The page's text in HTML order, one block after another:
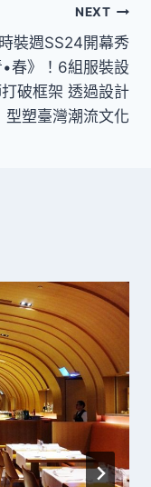
NEXT
裝週SS24開幕秀
•春》！6組服裝設
破框架 透過設計
型塑臺灣潮流文化